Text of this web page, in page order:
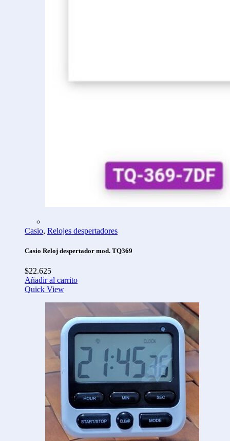
Casio, Relojes despertadores
Casio Reloj despertador mod. TQ369
$22.625
Añadir al carrito
Quick View